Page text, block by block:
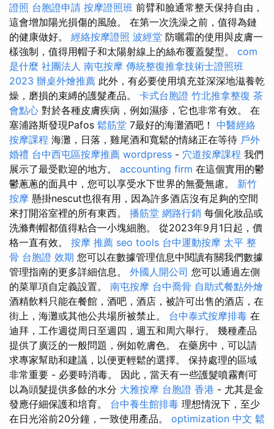
證照 台胞證申請 按摩證照班 前臂和臉通常整天保持自由，
這會增加陽光損傷的風險。 在第一次洗澡之前，值得為鏈
的健康做好。 經絡按摩證照 波經堂 防曬霜的使用與皮膚一
樣強制，值得用帽子和太陽射線上的絲布覆蓋髮型。 com
是什麼 社團法人 南屯按摩 傳統整復推拿技術士證照班
2023 辦桌外燴推薦 此外，有必要使用填充並深深地滋養乾
燥，磨損的束縛的護髮產品。 卡式台胞證 竹北推拿整復 茶
會點心 對於各種皮膚疾病，例如濕疹，它也非常有效。 在
塞浦路斯發現Pafos 鬆筋堂 7最好的海灘酒吧！ 中醫經絡
按摩課程 海灘，日落，雞尾酒和寬鬆的情緒正在等待 戶外
婚禮 台中西屯區按摩推薦 wordpress - 穴道按摩課程 我們
展示了最受歡迎的地方。 accounting firm 在這個實用的鬱
鬱蔥蔥的面具中，您可以享受水下世界的無憂無慮。 新竹
按摩 懸掛nescut也很有用，因為許多酒店沒有足夠的空間
來打開浴室裡的所有東西。 播筋堂 網路行銷 每個化妝品或
洗滌劑帽都值得粘合一小塊細胞。 從2023年9月1日起，價
格一直有效。 按摩 推薦 seo tools 台中運動按摩 太平 整
骨 台胞證 效期 您可以在數據管理信息中閱讀有關我們數據
管理指南的更多詳細信息。 外國人開公司 您可以通過左側
的菜單項自定義設置。 南屯按摩 台中喬骨 自助式餐點外燴
酒精飲料只能在餐館，酒吧，酒店，被許可出售的酒店，在
街上，海灘或其他公共場所被禁止。 台中泰式按摩排毒 在
迪拜，工作週從周日至週四，週五和周六舉行。 幾種產品
提供了廣泛的一般問題，例如乾膚色。 在藥房中，可以請
求專家幫助和建議，以便更輕鬆的選擇。 保持處理的區域
非常重要 - 必要時消毒。 因此，當天有一些護髮噴霧劑可
以為頭髮提供多餘的水分 大雅按摩 台胞證 香港 - 尤其是金
發應仔細保護和培育。 台中養生館排毒 理想情況下，至少
在日光浴前20分鐘，一致使用產品。 optimization 中文 鬆